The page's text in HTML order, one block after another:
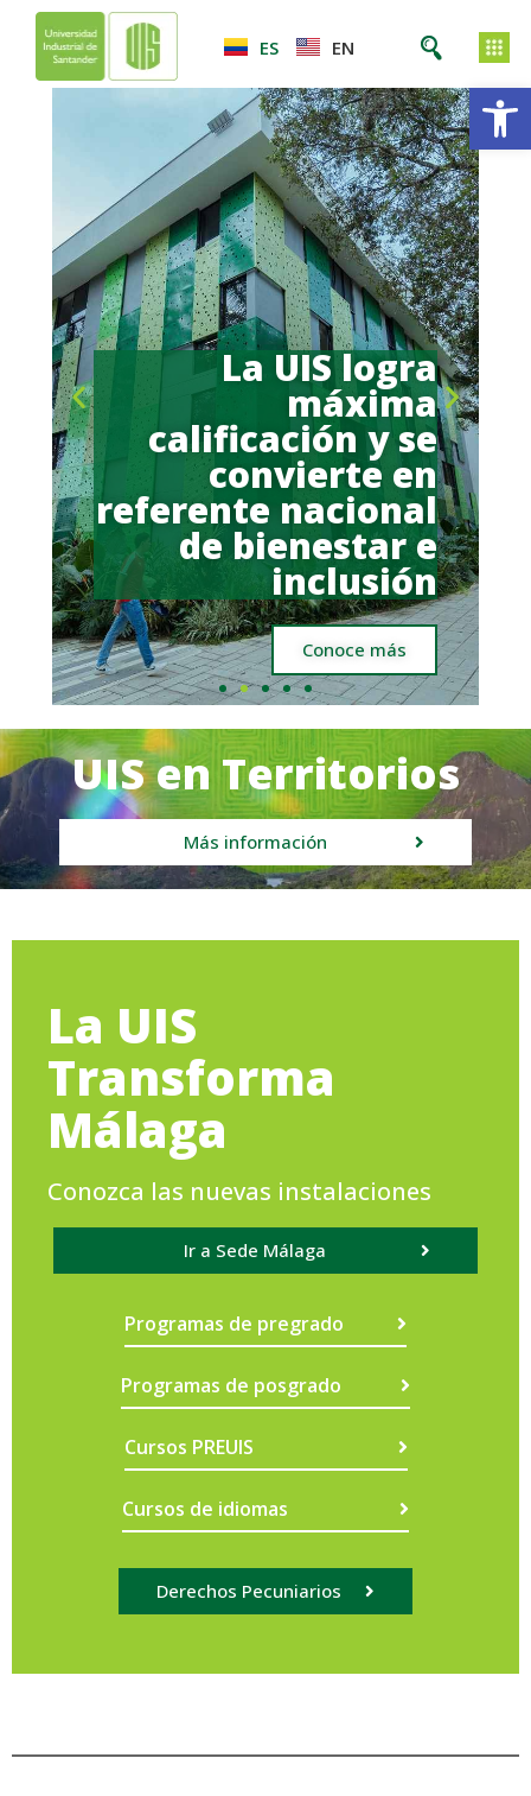
ES EN
La UIS logra
máxima
calificación y se
convierte en
referente nacional
de bienestar e
inclusión
Conoce más
UIS en Territorios
Más información
La UIS
Transforma
Málaga
Conozca las nuevas instalaciones
Ir a Sede Málaga
Programas de pregrado
Programas de posgrado
Cursos PREUIS
Cursos de idiomas
Derechos Pecuniarios